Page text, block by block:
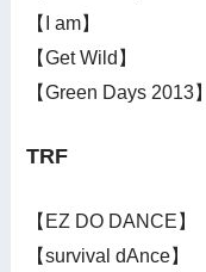
【I am】
【Get Wild】
【Green Days 2013】
TRF
【EZ DO DANCE】
【survival dAnce】